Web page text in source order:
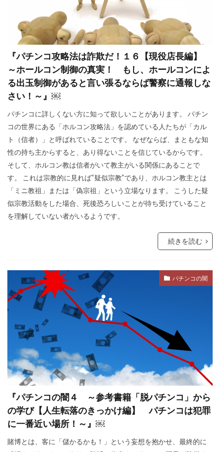
『パチンコ攻略法は詐欺だ！１６【現役店長編】
～ホールコン制御の真実！ もし、ホールコンによ
る出玉制御があると言い張るならば警察に通報しな
さい！～』￼
パチンコに詳しくない方に知って欲しいことがあります。 パチン
コの世界にある「ホルコン攻略法」を認めている人たちが「カル
ト（信者）」と呼ばれていることです。 なぜならば、まともな知
性の持ち主からすると、あり得ないことを信じているからです。
そして、ホルコン教は信者がいて教主がいる関係にあることで
す。 これは宗教的に見れば“疑似宗教”であり、ホルコン教主とは
「ミニ教祖」または「偽宗祖」という立場なります。 こうした疑
似宗教活動をした場合、死後恐ろしいことが待ち受けていること
を理解していない者がいるようです。
続きを読む
パチンコの闇
『パチンコの闇４ ～参考書籍「脱パチンコ」から
の学び【人生転落のきっかけ編】 パチンコは犯罪
に一番近い場所！～』￼
賭博とは、客に「儲かるかも！」という妄想を抱かせ、最終的に
外交問題評議会
変異種
地球統一政府
地球温暖化
国連
地方自治法改正
地方自治法
地方自治の本旨
国際連合
国際法
国際問題
国際勝共連合
国際ロマンス詐欺
国連憲章
日常生活
日本神道
貴族
護憲 議会基本条例
誹謗中傷
誘拐
訪日 言論弾圧
言論の自由
裁判
農業 被害者の会
被害相談
芦田修正
自由
自治基本条例
超監視社会
迷惑 脱炭素
風邪
ｍRNA
５G 黒い貴族
高血圧
違法
霊感商法裁判
陰謀論
陰謀
阪神・淡路大震災
闇の権力者
闇の世界権力
鈴木義男
遺族の会
自民党 聖公会
死亡者数
洗脳作戦 洗脳
法律相談
法の改竄 気候変動
民進党
民主主義
比較民族論
湾岸戦争
核の傘
東京裁判
東インド会社
未来都市
未来社会 朝鮮人
朝鮮
昆虫食
旧統一教会
温暖化
火星移住計画
緊急事態条項
統一教会
経口コロナ薬
終戦記念日